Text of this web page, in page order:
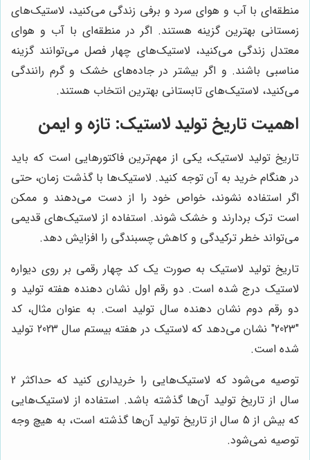
منطقه‌ای با آب و هوای سرد و برفی زندگی می‌کنید، لاستیک‌های
زمستانی بهترین گزینه هستند. اگر در منطقه‌ای با آب و هوای
معتدل زندگی می‌کنید، لاستیک‌های چهار فصل می‌توانند گزینه
مناسبی باشند. و اگر بیشتر در جاده‌های خشک و گرم رانندگی
می‌کنید، لاستیک‌های تابستانی بهترین انتخاب هستند.
اهمیت تاریخ تولید لاستیک: تازه و ایمن
تاریخ تولید لاستیک، یکی از مهم‌ترین فاکتورهایی است که باید
در هنگام خرید به آن توجه کنید. لاستیک‌ها با گذشت زمان، حتی
اگر استفاده نشوند، خواص خود را از دست می‌دهند و ممکن
است ترک بردارند و خشک شوند. استفاده از لاستیک‌های قدیمی
می‌تواند خطر ترکیدگی و کاهش چسبندگی را افزایش دهد.
تاریخ تولید لاستیک به صورت یک کد چهار رقمی بر روی دیواره
لاستیک درج شده است. دو رقم اول نشان دهنده هفته تولید و
دو رقم دوم نشان دهنده سال تولید است. به عنوان مثال، کد
"2023" نشان می‌دهد که لاستیک در هفته بیستم سال 2023 تولید
شده است.
توصیه می‌شود که لاستیک‌هایی را خریداری کنید که حداکثر 2
سال از تاریخ تولید آن‌ها گذشته باشد. استفاده از لاستیک‌هایی
که بیش از 5 سال از تاریخ تولید آن‌ها گذشته است، به هیچ وجه
توصیه نمی‌شود.